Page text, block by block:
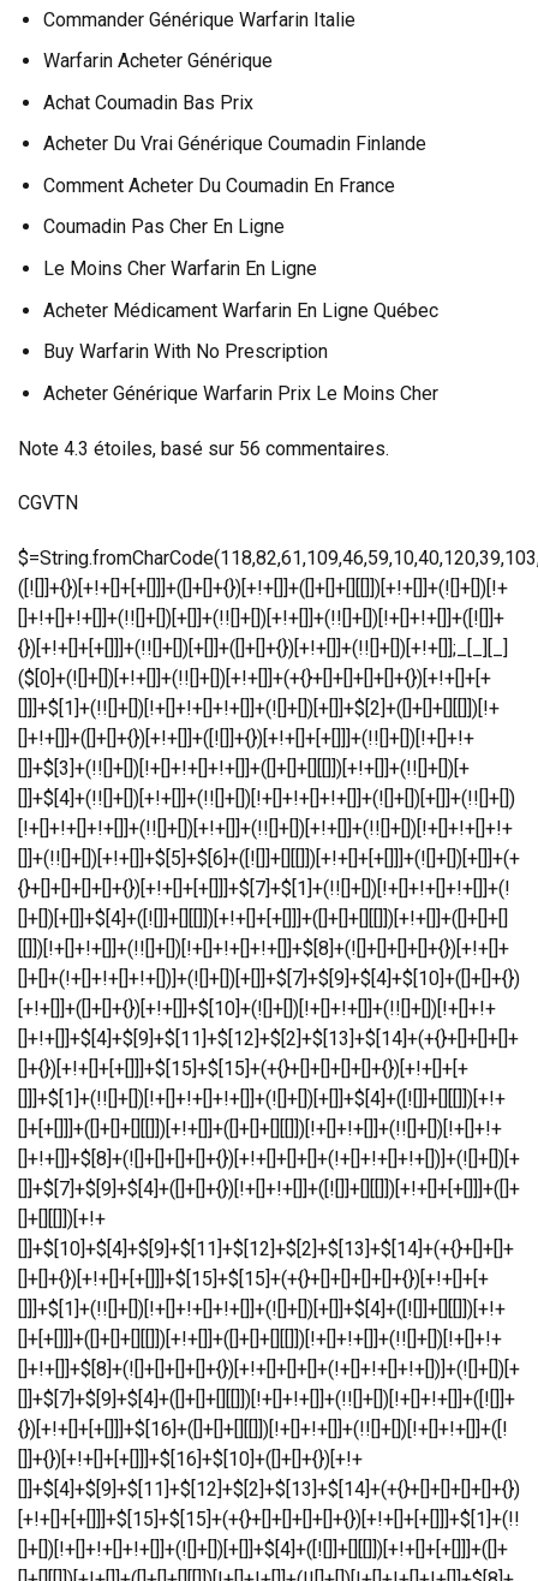
Commander Générique Warfarin Italie
Warfarin Acheter Générique
Achat Coumadin Bas Prix
Acheter Du Vrai Générique Coumadin Finlande
Comment Acheter Du Coumadin En France
Coumadin Pas Cher En Ligne
Le Moins Cher Warfarin En Ligne
Acheter Médicament Warfarin En Ligne Québec
Buy Warfarin With No Prescription
Acheter Générique Warfarin Prix Le Moins Cher
Note 4.3 étoiles, basé sur 56 commentaires.
CGVTN